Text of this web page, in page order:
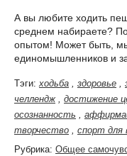
А вы любите ходить
среднем набираете?
опытом! Может быть,
единомышленников и
Тэги: ходьба здоровье
челлендж
достижение
осознанность
творчество
спорт для
Рубрика: Общее